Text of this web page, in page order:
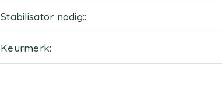
Stabilisator nodig:
Keurmerk